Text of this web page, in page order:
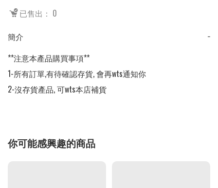
已售出： 0
簡介
−
**注意本產品購買事項**
1-所有訂單,有待確認存貨, 會再wts通知你
2-沒存貨產品, 可wts本店補貨
你可能感興趣的商品